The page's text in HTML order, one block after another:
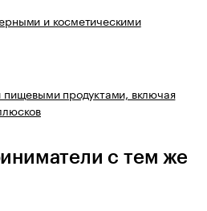
и косметическими
пищевыми продуктами, включая
с тем же